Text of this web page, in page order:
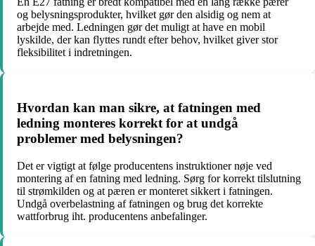
og belysningsprodukter, hvilket gør den alsidig og nem at
arbejde med. Ledningen gør det muligt at have en mobil
lyskilde, der kan flyttes rundt efter behov, hvilket giver stor
fleksibilitet i indretningen.
Hvordan kan man sikre, at fatningen med
ledning monteres korrekt for at undgå
problemer med belysningen?
Det er vigtigt at følge producentens instruktioner nøje ved
montering af en fatning med ledning. Sørg for korrekt tilslutning
til strømkilden og at pæren er monteret sikkert i fatningen.
Undgå overbelastning af fatningen og brug det korrekte
wattforbrug iht. producentens anbefalinger.